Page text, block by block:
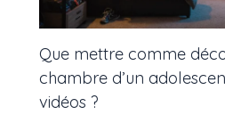
Que mettre comme
chambre d’un
vidéos ?